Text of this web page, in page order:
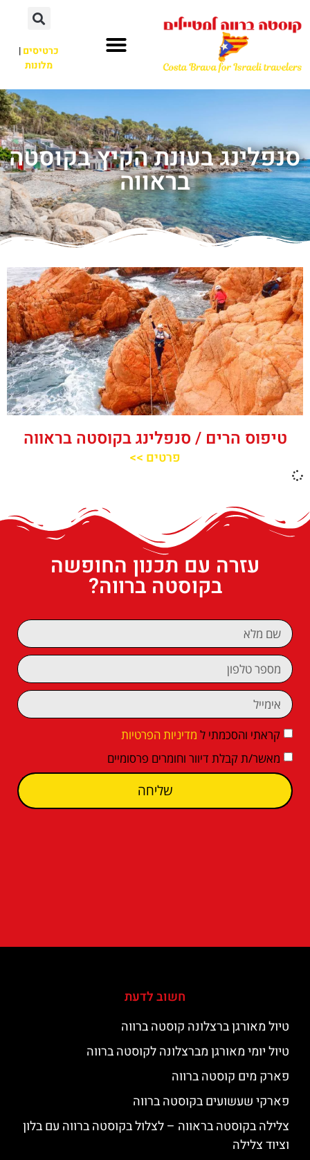
כרטיסים|
מלונות
סנפלינג בעונת הקיץ בקוסטה
בראווה
טיפוס הרים / סנפלינג בקוסטה בראווה
פרטים >>
עזרה עם תכנון החופשה
בקוסטה ברווה?
קראתי והסכמתי ל מדיניות הפרטיות
מאשר/ת קבלת דיוור וחומרים פרסומיים
שליחה
חשוב לדעת
טיול מאורגן ברצלונה קוסטה ברווה
טיול יומי מאורגן מברצלונה לקוסטה ברווה
פארק מים קוסטה ברווה
פארקי שעשועים בקוסטה ברווה
צלילה בקוסטה בראווה – לצלול בקוסטה ברווה עם בלון
וציוד צלילה